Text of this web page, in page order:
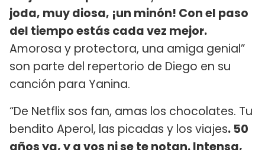
joda, muy diosa, ¡un minón! Con el paso
del tiempo estás cada vez mejor.
Amorosa y protectora, una amiga genial”
son parte del repertorio de Diego en su
canción para Yanina.
“De Netflix sos fan, amas los chocolates. Tu
bendito Aperol, las picadas y los viajes. 50
años ya, y a vos ni se te notan. Intensa,